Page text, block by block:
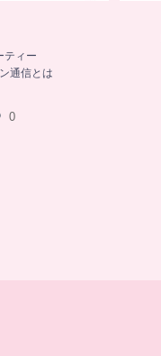
ティー
通信とは
0